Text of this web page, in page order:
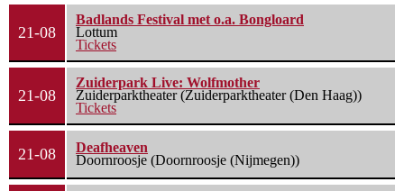
21-08
Badlands Festival met o.a. Bongloard
Lottum
Tickets
21-08
Zuiderpark Live: Wolfmother
Zuiderparktheater (Zuiderparktheater (Den Haag))
Tickets
21-08
Deafheaven
Doornroosje (Doornroosje (Nijmegen))